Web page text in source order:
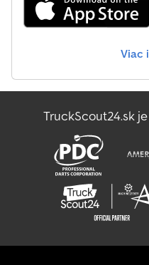
prázdny náves * Sklopná
Manometer nakládky *
doklady!! NA PREDAJ, NA
fotografie (archívne zábery)!!
Viac
TruckScout24.sk